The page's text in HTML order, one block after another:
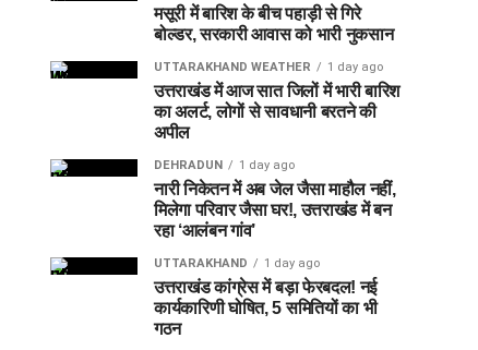
मसूरी में बारिश के बीच पहाड़ी से गिरे
बोल्डर, सरकारी आवास को भारी नुकसान
UTTARAKHAND WEATHER 1 day ago
उत्तराखंड में आज सात जिलों में भारी बारिश
का अलर्ट, लोगों से सावधानी बरतने की
अपील
DEHRADUN 1 day ago
नारी निकेतन में अब जेल जैसा माहौल नहीं,
मिलेगा परिवार जैसा घर!, उत्तराखंड में बन
रहा ‘आलंबन गांव’
UTTARAKHAND 1 day ago
उत्तराखंड कांग्रेस में बड़ा फेरबदल! नई
कार्यकारिणी घोषित, 5 समितियों का भी
गठन